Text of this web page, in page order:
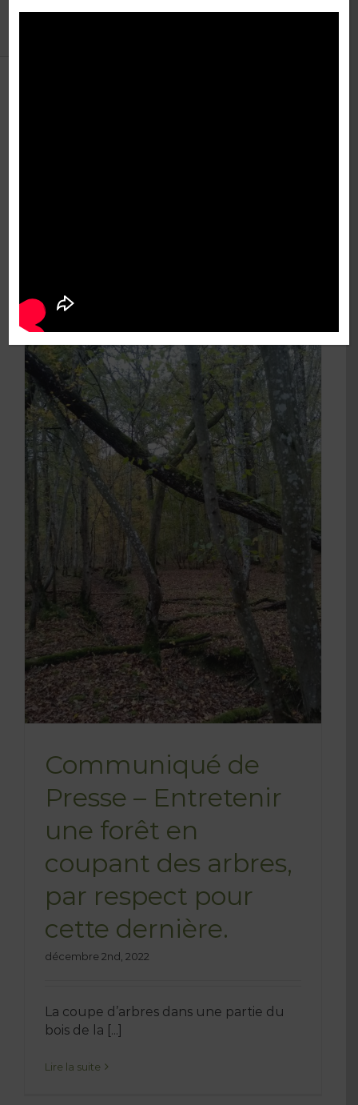
Communiqué de
Presse – Entretenir
une forêt en
coupant des arbres,
par respect pour
cette dernière.
décembre 2nd, 2022
La coupe d’arbres dans une partie du
bois de la [...]
Lire la suite